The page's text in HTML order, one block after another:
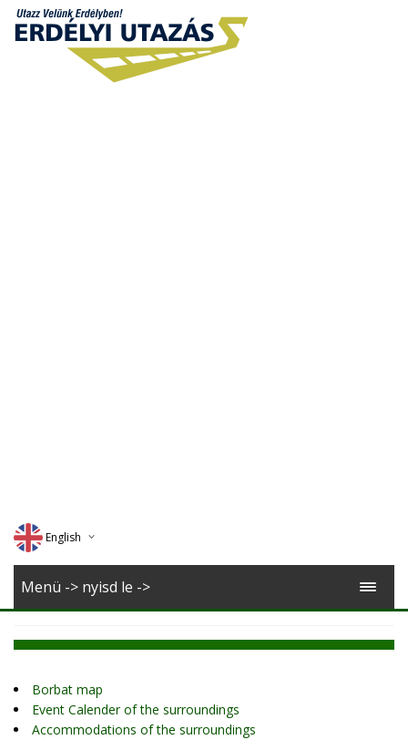
English
Deutsch
Menü -> nyisd le ->
Borbat map
Event Calender of the surroundings
Accommodations of the surroundings